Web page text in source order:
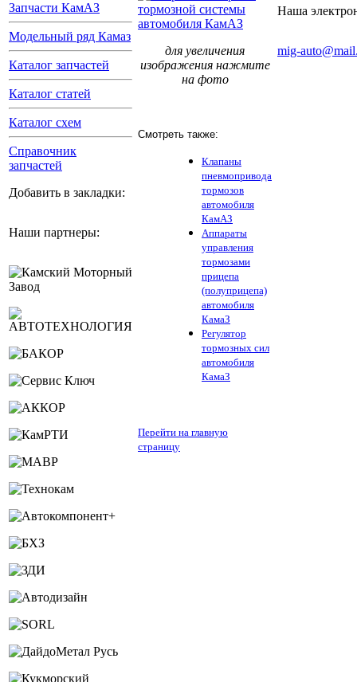
Запчасти КамАЗ
Модельный ряд Камаз
Каталог запчастей
Каталог статей
Каталог схем
Справочник
запчастей
Добавить в закладки:
Наши партнеры:
для увеличения
изображения нажмите
на фото
Смотреть также:
Клапаны
пневмопривода
тормозов
автомобиля
КамАЗ
Аппараты
управления
тормозами
прицепа
(полуприцепа)
автомобиля
КамаЗ
Регулятор
тормозных сил
автомобиля
КамаЗ
Перейти на главную
страницу
Наша
mig-